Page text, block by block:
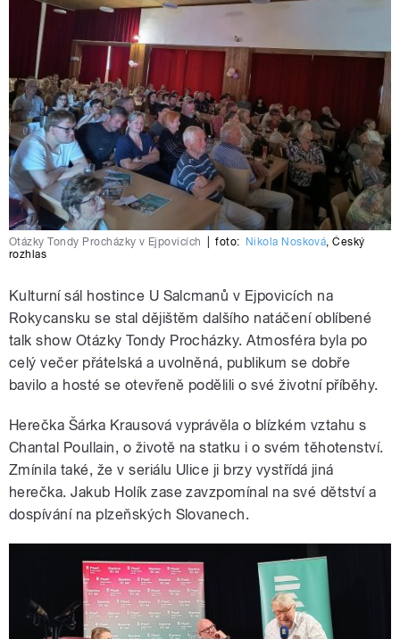
Otázky Tondy Procházky v Ejpovicích foto: Nikola Nosková,Český
rozhlas
Kulturní sál hostince U Salcmanů v Ejpovicích na
Rokycansku se stal dějištěm dalšího natáčení oblíbené
talk show Otázky Tondy Procházky. Atmosféra byla po
celý večer přátelská a uvolněná, publikum se dobře
bavilo a hosté se otevřeně podělili o své životní příběhy.
Herečka Šárka Krausová vyprávěla o blízkém vztahu s
Chantal Poullain, o životě na statku i o svém těhotenství.
Zmínila také, že v seriálu Ulice ji brzy vystřídá jiná
herečka. Jakub Holík zase zavzpomínal na své dětství a
dospívání na plzeňských Slovanech.